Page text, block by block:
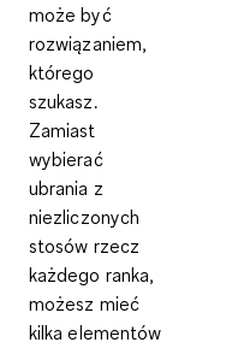
może być
rozwiązaniem,
którego
szukasz.
Zamiast
wybierać
ubrania z
niezliczonych
stosów rzecz
każdego ranka,
możesz mieć
kilka elementów